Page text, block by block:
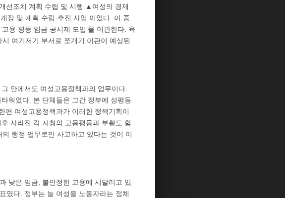
선조치 계획 수립 및 시행 ▲여성의 경제
정 및 계획 수립·추진 사업 이었다. 이 중
고용 평등 임금 공시제 도입’을 이관한다. 육
여기저기 부서로 쪼개기 이관이 예상된
안에서도 여성고용정책과의 업무이다.
워였다. 본 단체들은 그간 정부에 성평등
편 여성고용정책과가 이러한 정책기획이
사라진 각 지청의 고용평등과 부활도 함
행정 업무로만 사고하고 있다는 것이 이
낮은 임금, 불안정한 고용에 시달리고 있
였다. 정부는 늘 여성을 노동자라는 정체